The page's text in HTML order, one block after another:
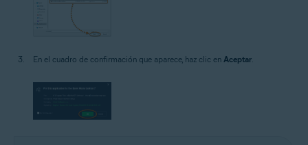
En el cuadro de confirmación que aparece, haz clic en Aceptar.